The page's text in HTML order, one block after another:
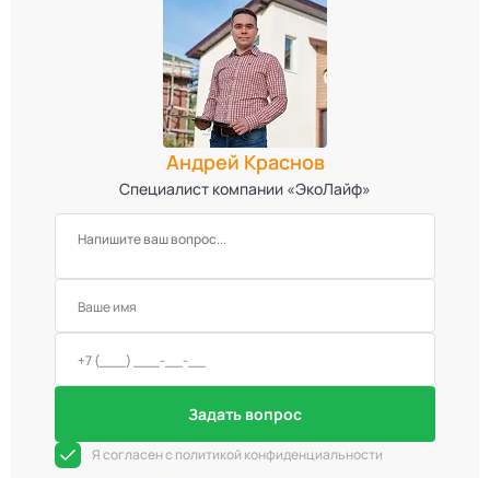
Андрей Краснов
Специалист компании «ЭкоЛайф»
Задать вопрос
Я согласен с политикой конфиденциальности